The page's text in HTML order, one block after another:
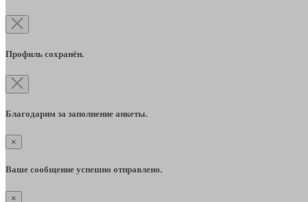
Профиль сохранён.
Благодарим за заполнение анкеты.
×
Ваше сообщение успешно отправлено.
×